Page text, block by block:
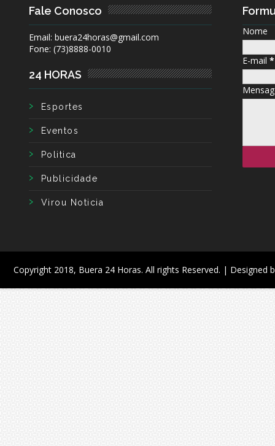
Fale Conosco
Email: buera24horas@gmail.com
Fone: (73)8888-0010
24 HORAS
Esportes
Eventos
Politica
Publicidade
Virou Noticia
Nome
E-mail *
Copyright 2018, Buera 24 Horas. All rights Reserved. | Designed